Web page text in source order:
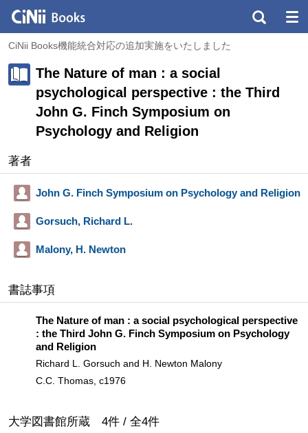
CiNii Books機能統合対応の追加実施をいたしました
The Nature of man : a social
psychological perspective : the Third
John G. Finch Symposium on
Psychology and Religion
著者
John G. Finch Symposium on Psychology and Religion
Gorsuch, Richard L.
Malony, H. Newton
書誌事項
The Nature of man : a social psychological perspective
: the Third John G. Finch Symposium on Psychology
and Religion
Richard L. Gorsuch and H. Newton Malony
C.C. Thomas, c1976
大学図書館所蔵 4件 / 全4件